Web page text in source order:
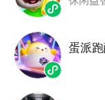
蛋派